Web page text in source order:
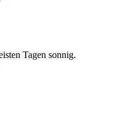
Tagen sonnig.